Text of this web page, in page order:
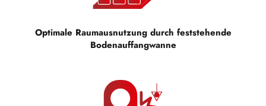
Optimale Raumausnutzung durch feststehende
Bodenauffangwanne